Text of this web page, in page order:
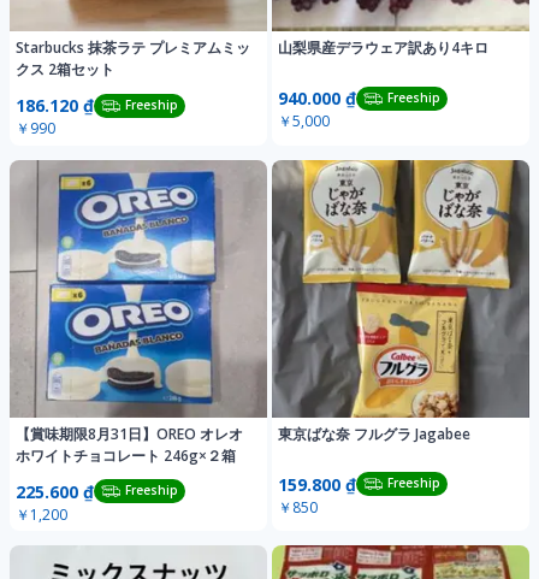
Starbucks 抹茶ラテ プレミアムミッ
クス 2箱セット
186.120 ₫ Freeship
￥990
山梨県産デラウェア訳あり4キロ
940.000 ₫ Freeship
￥5,000
【賞味期限8月31日】OREO オレオ
ホワイトチョコレート 246g×２箱
225.600 ₫ Freeship
￥1,200
東京ばな奈 フルグラ Jagabee
159.800 ₫ Freeship
￥850